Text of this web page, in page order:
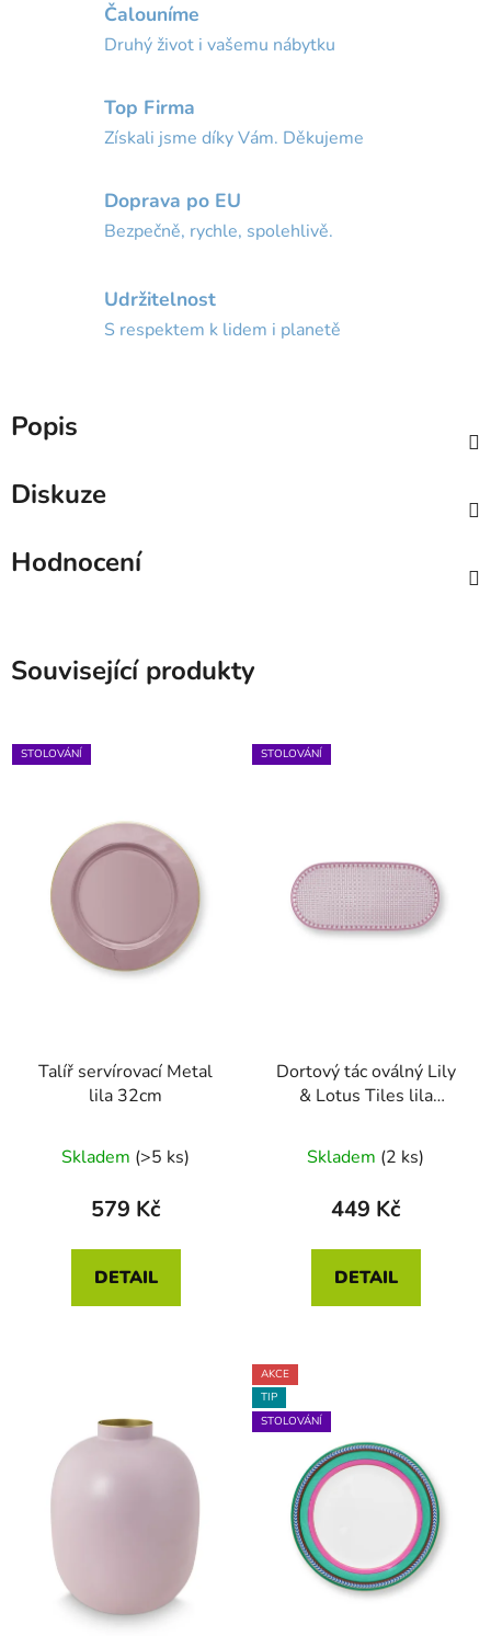
Čalouníme
Druhý život i vašemu nábytku
Top Firma
Získali jsme díky Vám. Děkujeme
Doprava po EU
Bezpečně, rychle, spolehlivě.
Udržitelnost
S respektem k lidem i planetě
Popis
Diskuze
Hodnocení
Související produkty
STOLOVÁNÍ
Talíř servírovací Metal
lila 32cm
Skladem (>5 ks)
579 Kč
DETAIL
STOLOVÁNÍ
Dortový tác oválný Lily
& Lotus Tiles lila
Skladem (2 ks)
449 Kč
DETAIL
AKCE
TIP
STOLOVÁNÍ